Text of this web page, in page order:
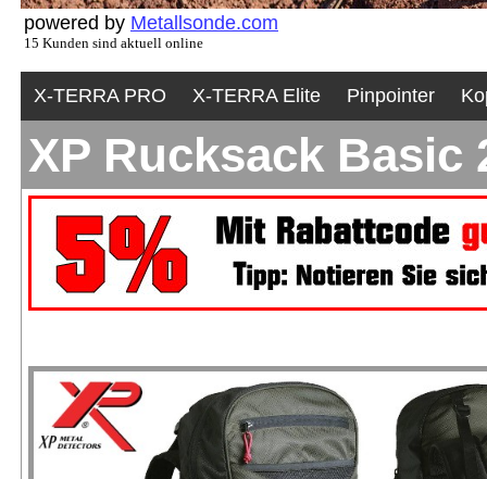
powered by Metallsonde.com
15 Kunden sind aktuell online
X-TERRA PRO X-TERRA Elite Pinpointer
XP Rucksack Basic